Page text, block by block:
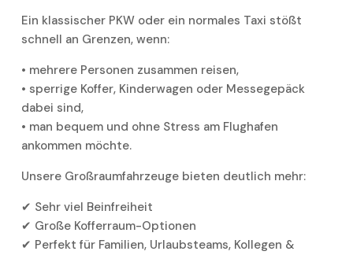
Ein klassischer PKW oder ein normales Taxi stößt
schnell an Grenzen, wenn:
• mehrere Personen zusammen reisen,
• sperrige Koffer, Kinderwagen oder Messegepäck
dabei sind,
• man bequem und ohne Stress am Flughafen
ankommen möchte.
Unsere Großraumfahrzeuge bieten deutlich mehr:
✔ Sehr viel Beinfreiheit
✔ Große Kofferraum-Optionen
✔ Perfekt für Familien, Urlaubsteams, Kollegen &